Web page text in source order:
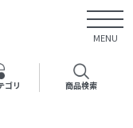
MENU
ゴリ 商品検索